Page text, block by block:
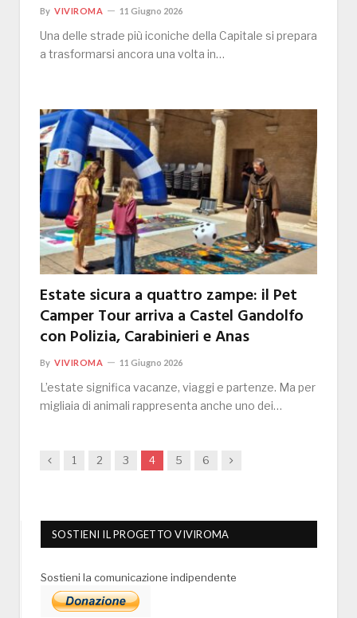
By VIVIROMA 11 Giugno 2026
Una delle strade più iconiche della Capitale si prepara
a trasformarsi ancora una volta in…
Estate sicura a quattro zampe: il Pet
Camper Tour arriva a Castel Gandolfo
con Polizia, Carabinieri e Anas
By VIVIROMA 11 Giugno 2026
L’estate significa vacanze, viaggi e partenze. Ma per
migliaia di animali rappresenta anche uno dei…
Previous
1 2 3 4 5 6 Next
SOSTIENI IL PROGETTO VIVIROMA
Sostieni la comunicazione indipendente